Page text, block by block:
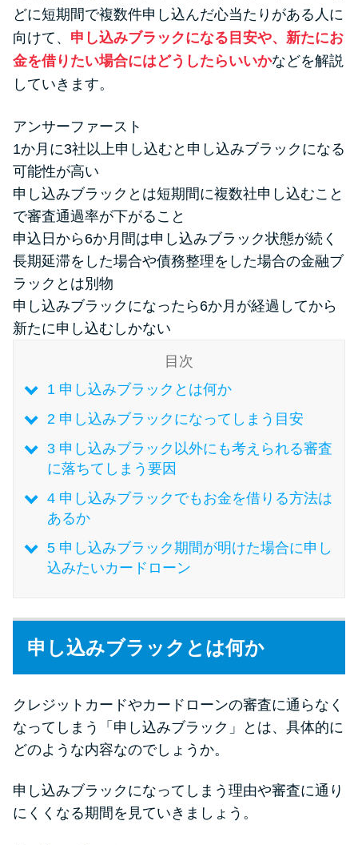
リボ払いをそのまま払いきると
損！
得した話
ードローン
特集ページ一覧
種類や特徴で探す
銀行カードローンを選ぶべき4つ
無利息期間を利用して利息0円で
お金を借りる3つのポイント
種類・特徴別一覧
その他コラム
今月の家賃払えない…2ヵ月目に
は解決しないと危険な理由と対
家賃払えないが強制退去は避け
たい…市役所に相談より賢い方
街金とは？絶対審査通る？借金
に悩む人へ街金をおすすめしな
い理由
どに短期間で複数件申し込んだ心当たりがある人に
向けて、 申し込みブラックになる目安や、新たにお
金を借りたい場合にはどうしたらいいかなどを解説
していきます。
アンサーファースト
1か月に3社以上申し込むと申し込みブラックになる
可能性が高い
申し込みブラックとは短期間に複数社申し込むこと
で審査通過率が下がること
申込日から6か月間は申し込みブラック状態が続く
長期延滞をした場合や債務整理をした場合の金融ブ
ラックとは別物
申し込みブラックになったら6か月が経過してから
新たに申し込むしかない
目次
1申し込みブラックとは何か
2申し込みブラックになってしまう目安
3申し込みブラック以外にも考えられる審査
に落ちてしまう要因
4申し込みブラックでもお金を借りる方法は
あるか
5申し込みブラック期間が明けた場合に申し
込みたいカードローン
申し込みブラックとは何か
クレジットカードやカードローンの審査に通らなく
なってしまう「申し込みブラック」とは、具体的に
どのような内容なのでしょうか。
申し込みブラックになってしまう理由や審査に通り
にくくなる期間を見ていきましょう。